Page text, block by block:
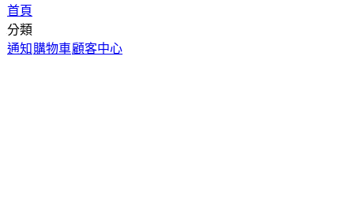
首頁
分類
通知 購物車顧客中心